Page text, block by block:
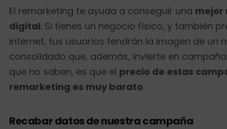
El remarketing te ayuda a conseguir una mejor
digital. Si tienes un negocio físico, y también
internet, tus usuarios tendrán la imagen de un
consolidado que, además, invierte en
que no saben, es que el precio de estas
remarketing es muy barato.
Recabar datos de nuestra campaña